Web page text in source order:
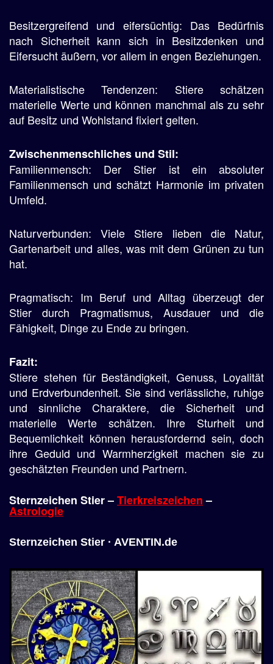
Besitzergreifend und eifersüchtig: Das Bedürfnis
nach Sicherheit kann sich in Besitzdenken und
Eifersucht äußern, vor allem in engen Beziehungen.
Materialistische Tendenzen: Stiere schätzen
materielle Werte und können manchmal als zu sehr
auf Besitz und Wohlstand fixiert gelten.
Zwischenmenschliches und Stil:
Familienmensch: Der Stier ist ein absoluter
Familienmensch und schätzt Harmonie im privaten
Umfeld.
Naturverbunden: Viele Stiere lieben die Natur,
Gartenarbeit und alles, was mit dem Grünen zu tun
hat.
Pragmatisch: Im Beruf und Alltag überzeugt der
Stier durch Pragmatismus, Ausdauer und die
Fähigkeit, Dinge zu Ende zu bringen.
Fazit:
Stiere stehen für Beständigkeit, Genuss, Loyalität
und Erdverbundenheit. Sie sind verlässliche, ruhige
und sinnliche Charaktere, die Sicherheit und
materielle Werte schätzen. Ihre Sturheit und
Bequemlichkeit können herausfordernd sein, doch
ihre Geduld und Warmherzigkeit machen sie zu
geschätzten Freunden und Partnern.
Sternzeichen Stier –Tierkreiszeichen–
Astrologie
Sternzeichen Stier · AVENTIN.de